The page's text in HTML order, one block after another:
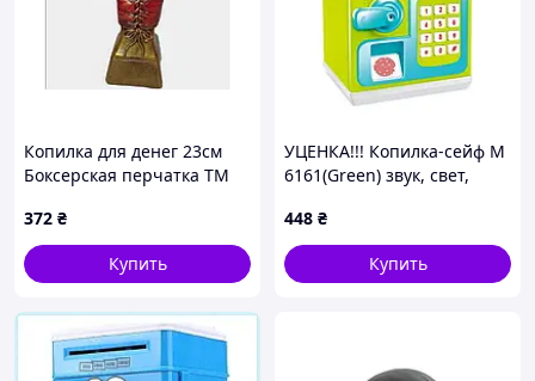
Копилка для денег 23см
Боксерская перчатка ТМ
372 ₴
Купить
УЦЕНКА!!! Копилка-сейф M
6161(Green) звук, свет,
448 ₴
Купить